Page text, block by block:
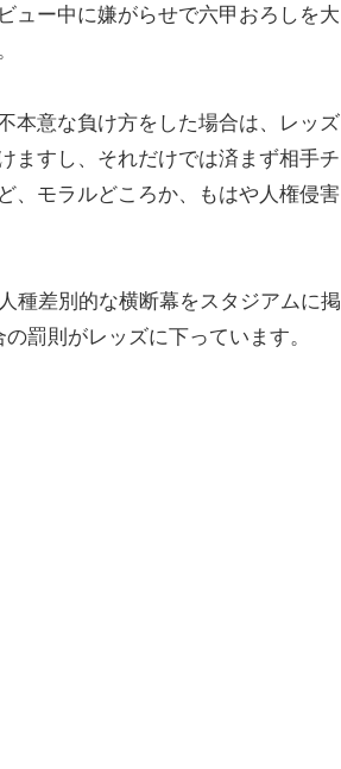
ュー中に嫌がらせで六甲おろしを大
本意な負け方をした場合は、レッズ
ますし、それだけでは済まず相手チ
、モラルどころか、もはや人権侵害
種差別的な横断幕をスタジアムに掲
罰則がレッズに下っています。